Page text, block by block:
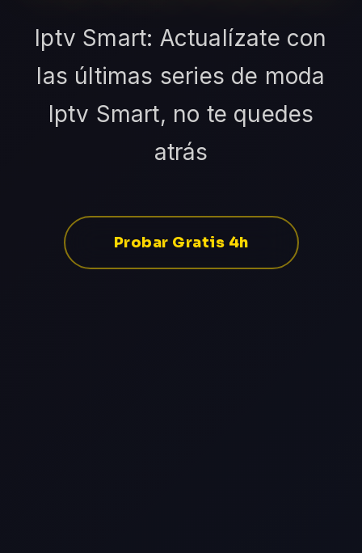
Iptv Smart: Actualízate con
las últimas series de moda
Iptv Smart, no te quedes
atrás
Probar Gratis 4h